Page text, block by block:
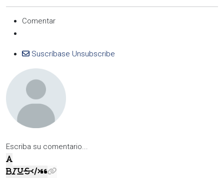
Comentar
Suscríbase Unsubscribe
Escriba su comentario...